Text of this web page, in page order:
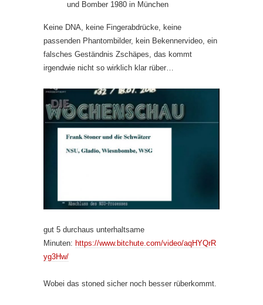
und Bomber 1980 in München
Keine DNA, keine Fingerabdrücke, keine
passenden Phantombilder, kein Bekennervideo, ein
falsches Geständnis Zschäpes, das kommt
irgendwie nicht so wirklich klar rüber…
gut 5 durchaus unterhaltsame
Minuten: https://www.bitchute.com/video/aqHYQrR
yg3Hw/
Wobei das stoned sicher noch besser rüberkommt.